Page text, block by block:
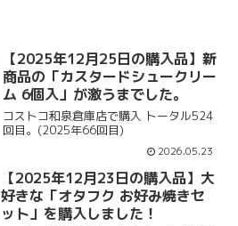
【2025年12月25日の購入品】新
商品の「カスタードシュークリー
ム 6個入」が激うまでした。
コストコ和泉倉庫店で購入 トータル524
回目。(2025年66回目)
2026.05.23
【2025年12月23日の購入品】大
好きな「オタフク お好み焼きセ
ット」を購入しました！